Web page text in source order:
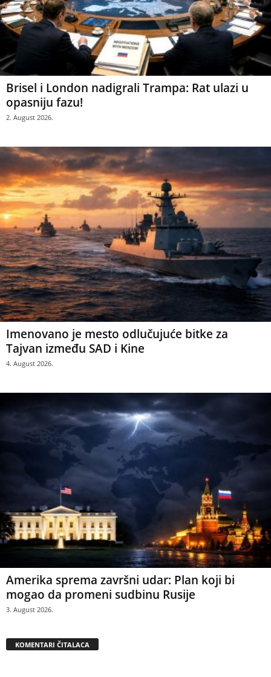
Brisel i London nadigrali Trampa: Rat ulazi u
opasniju fazu!
2. August 2026.
Imenovano je mesto odlučujuće bitke za
Tajvan između SAD i Kine
4. August 2026.
Amerika sprema završni udar: Plan koji bi
mogao da promeni sudbinu Rusije
3. August 2026.
KOMENTARI ČITALACA